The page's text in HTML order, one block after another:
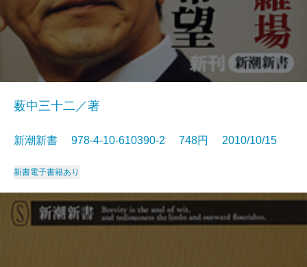
薮中三十二／著
新潮新書 978-4-10-610390-2 748円 2010/10/15
新書電子書籍あり